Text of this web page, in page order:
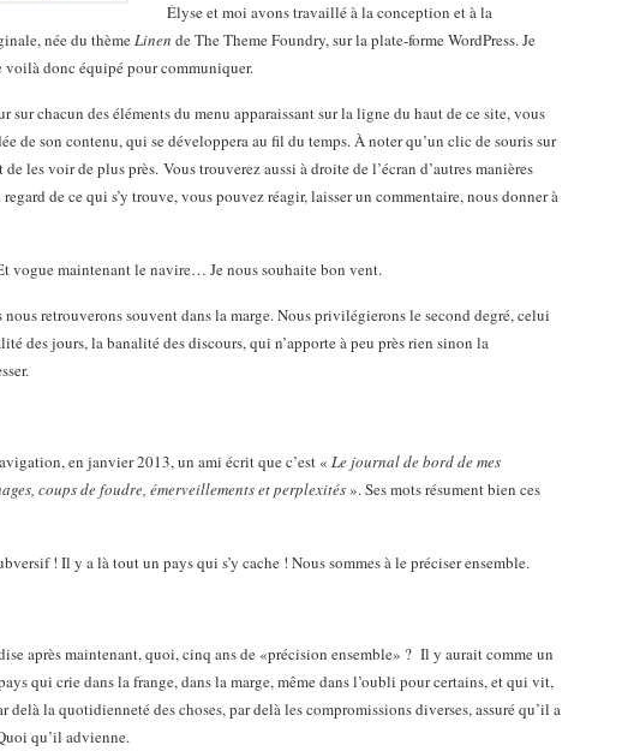
Élyse et moi avons travaillé à la conception et à la
née du thèmeLinen de The Theme Foundry, sur la plate-forme WordPress. Je
donc équipé pour communiquer.
sur chacun des éléments du menu apparaissant sur la ligne du haut de ce site, vous
de son contenu, qui se développera au fil du temps. À noter qu’un clic de souris sur
les voir de plus près. Vous trouverez aussi à droite de l’écran d’autres manières
de ce qui s’y trouve, vous pouvez réagir, laisser un commentaire, nous donner à
vogue maintenant le navire… Je nous souhaite bon vent.
nous retrouverons souvent dans la marge. Nous privilégierons le second degré, celui
des jours, la banalité des discours, qui n’apporte à peu près rien sinon la
en janvier 2013, un ami écrit que c’est « Le journal de bord de mes
coups de foudre, émerveillements et perplexités». Ses mots résument bien ces
! Il y a là tout un pays qui s’y cache ! Nous sommes à le préciser ensemble.
après maintenant, quoi, cinq ans de «précision ensemble» ? Il y aurait comme un
qui crie dans la frange, dans la marge, même dans l’oubli pour certains, et qui vit,
delà la quotidienneté des choses, par delà les compromissions diverses, assuré qu’il a
qu’il advienne.